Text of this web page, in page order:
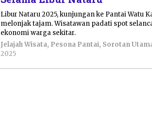
Libur Nataru 2025, kunjungan ke Pantai Watu
melonjak tajam. Wisatawan padati spot
ekonomi warga sekitar.
Jelajah Wisata, Pesona Pantai, Sorotan
2025
Nitisari